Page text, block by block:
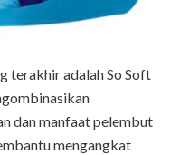
terakhir adalah So Soft
dan manfaat pelembut
mengangkat